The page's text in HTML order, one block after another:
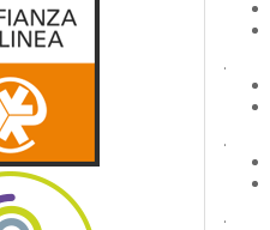
.
.
.